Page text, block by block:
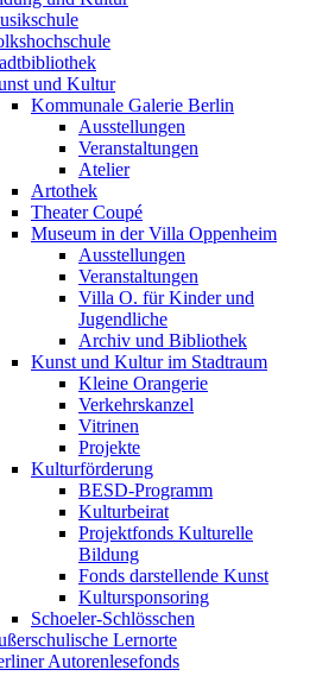
und Kultur
Kommunale Galerie Berlin
Ausstellungen
Veranstaltungen
Atelier
Artothek
Theater Coupé
Museum in der Villa Oppenheim
Ausstellungen
Veranstaltungen
Villa O. für Kinder und
Jugendliche
Archiv und Bibliothek
Kunst und Kultur im Stadtraum
Kleine Orangerie
Verkehrskanzel
Vitrinen
Projekte
Kultur­förderung
BESD-Programm
Kulturbeirat
Projektfonds Kulturelle
Bildung
Fonds darstellende Kunst
Kultur­sponsoring
Schoeler-Schlösschen
Lernorte
Autorenlesefonds